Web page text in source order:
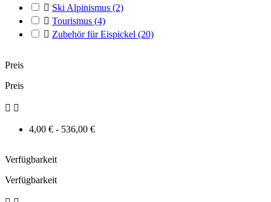
 Ski Alpinismus (2)
 Tourismus (4)
 Zubehör für Eispickel (20)
Preis
Preis
 
4,00 € - 536,00 €
Verfügbarkeit
Verfügbarkeit